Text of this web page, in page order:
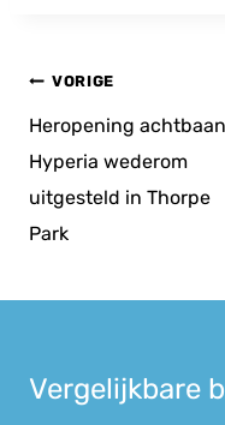
Bericht
navigatie
VORIGE
Heropening achtbaan
Hyperia wederom
uitgesteld in Thorpe
Park
Vergelijkbare